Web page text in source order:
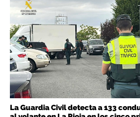
La Guardia Civil detecta a 133